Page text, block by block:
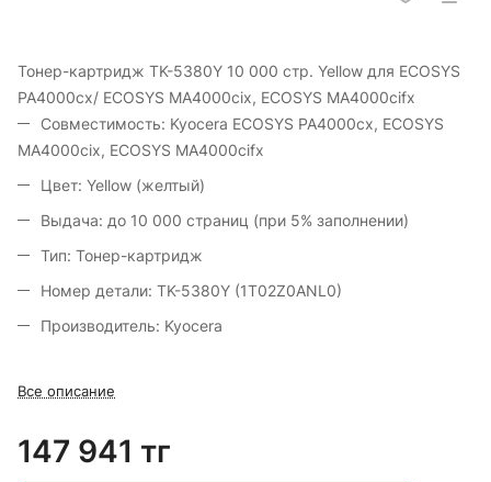
Тонер-картридж TK-5380Y 10 000 стр. Yellow для ECOSYS
PA4000cx/ ECOSYS MA4000cix, ECOSYS MA4000cifx
Совместимость: Kyocera ECOSYS PA4000cx, ECOSYS
MA4000cix, ECOSYS MA4000cifx
Цвет: Yellow (желтый)
Выдача: до 10 000 страниц (при 5% заполнении)
Тип: Тонер-картридж
Номер детали: TK-5380Y (1T02Z0ANL0)
Производитель: Kyocera
Все описание
147 941 тг